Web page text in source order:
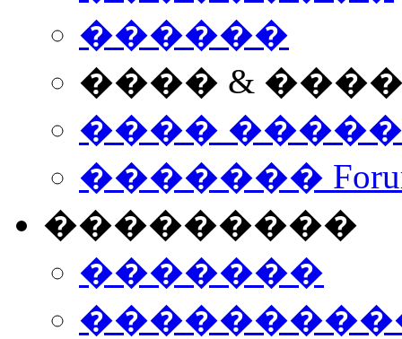
������
���� &
����
�������
���������
�������